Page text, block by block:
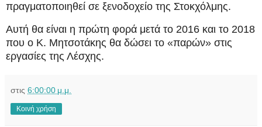
πραγματοποιηθεί σε ξενοδοχείο της Στοκχόλμης.
Αυτή θα είναι η πρώτη φορά μετά το 2016 και το 2018
που ο Κ. Μητσοτάκης θα δώσει το «παρών» στις
εργασίες της Λέσχης.
στις 6:00:00 μ.μ.
Κοινή χρήση